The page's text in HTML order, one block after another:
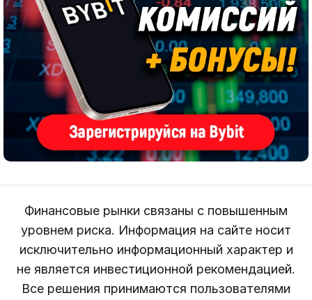
Финансовые рынки связаны с повышенным
уровнем риска. Информация на сайте носит
исключительно информационный характер и
не является инвестиционной рекомендацией.
Все решения принимаются пользователями